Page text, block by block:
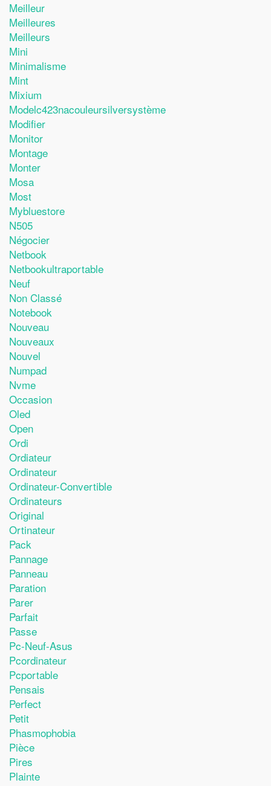
Meilleur
Meilleures
Meilleurs
Mini
Minimalisme
Mint
Mixium
Modelc423nacouleursilversystème
Modifier
Monitor
Montage
Monter
Mosa
Most
Mybluestore
N505
Négocier
Netbook
Netbookultraportable
Neuf
Non Classé
Notebook
Nouveau
Nouveaux
Nouvel
Numpad
Nvme
Occasion
Oled
Open
Ordi
Ordiateur
Ordinateur
Ordinateur-Convertible
Ordinateurs
Original
Ortinateur
Pack
Pannage
Panneau
Paration
Parer
Parfait
Passe
Pc-Neuf-Asus
Pcordinateur
Pcportable
Pensais
Perfect
Petit
Phasmophobia
Pièce
Pires
Plainte